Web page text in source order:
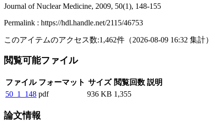
Journal of Nuclear Medicine, 2009, 50(1), 148-155
Permalink : https://hdl.handle.net/2115/46753
このアイテムのアクセス数:1,462件 （2026-08-09 16:32 集計）
閲覧可能ファイル
ファイル フォーマット サイズ 閲覧回数 説明
50_1_148 pdf 936 KB 1,355
論文情報